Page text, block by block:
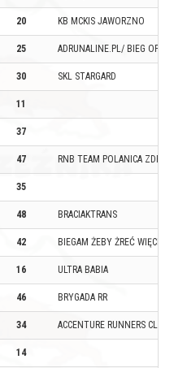
20 KB MCKIS JAWORZNO
25 ADRUNALINE.PL/ BIEG
30 SKL STARGARD
11
37
47 RNB TEAM POLANICA ZDRÓJ
35
48 BRACIAKTRANS
42 BIEGAM ŻEBY ŻREĆ WIĘCEJ
16 ULTRA BABIA
46 BRYGADA RR
34 ACCENTURE RUNNERS CLUB
14